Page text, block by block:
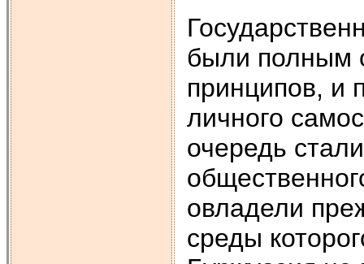
были полным
принципов, и
личного
очередь
овладели
среды